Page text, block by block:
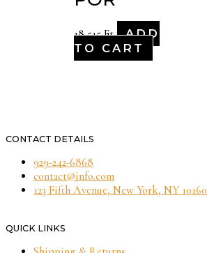
18,515Ft
ADD
TO CART
CONTACT DETAILS
929-242-6868
contact@info.com
123 Fifth Avenue, New York, NY 10160
QUICK LINKS